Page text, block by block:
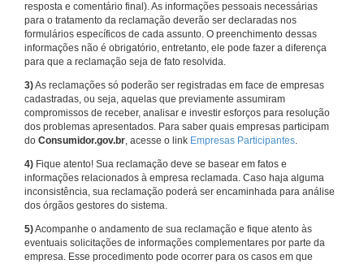
resposta e comentário final). As informações pessoais necessárias
para o tratamento da reclamação deverão ser declaradas nos
formulários específicos de cada assunto. O preenchimento dessas
informações não é obrigatório, entretanto, ele pode fazer a diferença
para que a reclamação seja de fato resolvida.
3)As reclamações só poderão ser registradas em face de empresas
cadastradas, ou seja, aquelas que previamente assumiram
compromissos de receber, analisar e investir esforços para resolução
dos problemas apresentados. Para saber quais empresas participam
do Consumidor.gov.br, acesse o link Empresas Participantes.
4) Fique atento! Sua reclamação deve se basear em fatos e
informações relacionados à empresa reclamada. Caso haja alguma
inconsistência, sua reclamação poderá ser encaminhada para análise
dos órgãos gestores do sistema.
5)Acompanhe o andamento de sua reclamação e fique atento às
eventuais solicitações de informações complementares por parte da
empresa. Esse procedimento pode ocorrer para os casos em que